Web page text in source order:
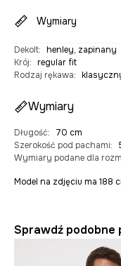
Wymiary
Dekolt: henley, zapinany
Krój: regular fit
Rodzaj rękawa:
Wymiary
Długość:
70 cm
Szerokość pod pachami:
Wymiary podane dla
Model na zdjęciu ma 188
Sprawdź podobne